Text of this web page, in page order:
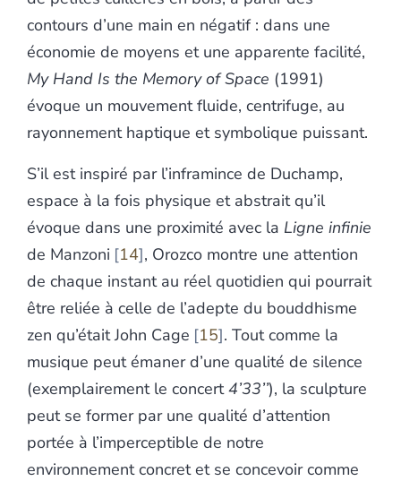
contours d’une main en négatif : dans une
économie de moyens et une apparente facilité,
My Hand Is the Memory of Space (1991)
évoque un mouvement fluide, centrifuge, au
rayonnement haptique et symbolique puissant.
S’il est inspiré par l’inframince de Duchamp,
espace à la fois physique et abstrait qu’il
évoque dans une proximité avec la Ligne infinie
de Manzoni 14 , Orozco montre une attention
de chaque instant au réel quotidien qui pourrait
être reliée à celle de l’adepte du bouddhisme
zen qu’était John Cage 15 . Tout comme la
musique peut émaner d’une qualité de silence
(exemplairement le concert4’33’’), la sculpture
peut se former par une qualité d’attention
portée à l’imperceptible de notre
environnement concret et se concevoir comme